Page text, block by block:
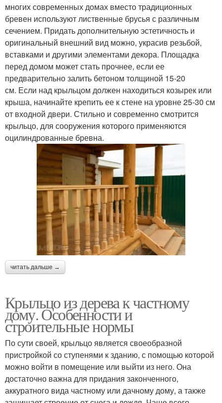
многих современных домах вместо традиционных
бревен используют лиственные брусья с различным
сечением. Придать дополнительную эстетичность и
оригинальный внешний вид можно, украсив резьбой,
вставками и другими элементами декора. Площадка
перед домом может стать прочнее, если ее
предварительно залить бетоном толщиной 15-20
см. Если над крыльцом должен находиться козырек или
крыша, начинайте крепить ее к стене на уровне 25-30 см
от входной двери. Стильно и современно смотрится
крыльцо, для сооружения которого применяются
оцилиндрованные бревна.
читать дальше →
Крыльцо из дерева к частному
дому. Особенности и
строительные нормы
По сути своей, крыльцо является своеобразной
пристройкой со ступенями к зданию, с помощью которой
можно войти в помещение или выйти из него. Она
достаточно важна для придания законченного,
аккуратного вида частному или дачному дому, а также